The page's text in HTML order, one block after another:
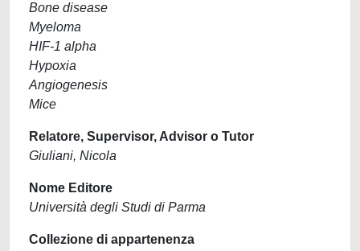
Bone disease
Myeloma
HIF-1 alpha
Hypoxia
Angiogenesis
Mice
Relatore, Supervisor, Advisor o Tutor
Giuliani, Nicola
Nome Editore
Università degli Studi di Parma
Collezione di appartenenza